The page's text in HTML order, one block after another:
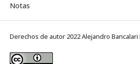
Notas
Derechos de autor 2022 Alejandro Bancalari